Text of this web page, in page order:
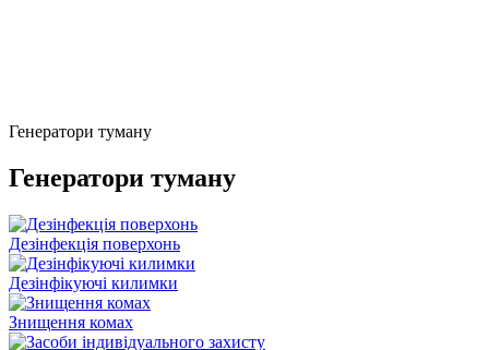
Генератори туману
Генератори туману
Дезінфекція поверхонь
Дезінфікуючі килимки
Знищення комах